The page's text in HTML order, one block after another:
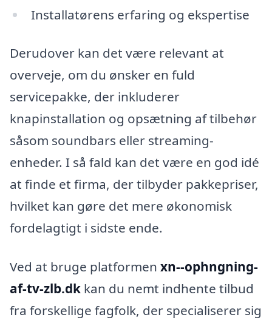
Installatørens erfaring og ekspertise
Derudover kan det være relevant at
overveje, om du ønsker en fuld
servicepakke, der inkluderer
knapinstallation og opsætning af tilbehør
såsom soundbars eller streaming-
enheder. I så fald kan det være en god idé
at finde et firma, der tilbyder pakkepriser,
hvilket kan gøre det mere økonomisk
fordelagtigt i sidste ende.
Ved at bruge platformen xn--ophngning-
af-tv-zlb.dk kan du nemt indhente tilbud
fra forskellige fagfolk, der specialiserer sig